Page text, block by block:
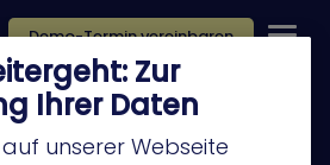
Demo-Termin vereinbaren
Zur
Ihrer Daten
unserer Webseite